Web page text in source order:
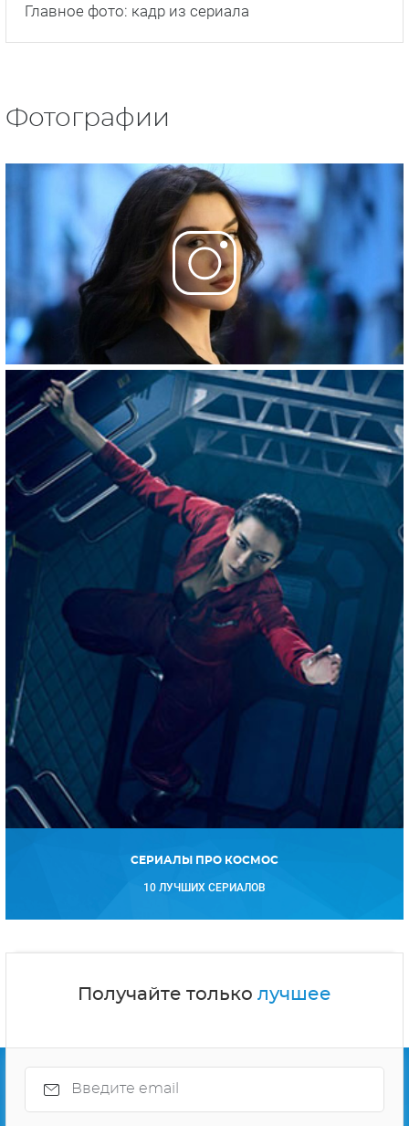
Главное фото: кадр из сериала
Фотографии
СЕРИАЛЫ ПРО КОСМОС
10 ЛУЧШИХ СЕРИАЛОВ
Получайте только лучшее